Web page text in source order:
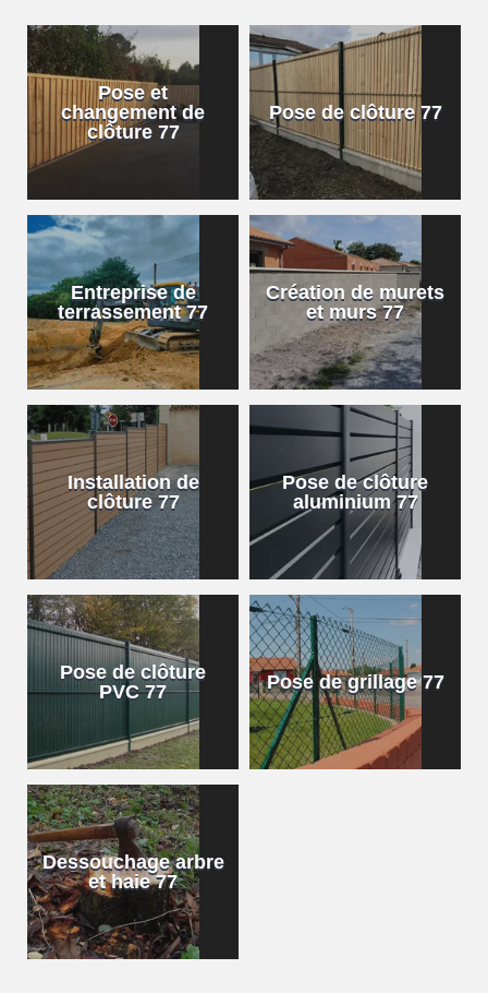
Pose et
changement de
clôture 77
Pose de clôture 77
Entreprise de
terrassement 77
Création de murets
et murs 77
Installation de
clôture 77
Pose de clôture
aluminium 77
Pose de clôture
PVC 77
Pose de grillage 77
Dessouchage arbre
et haie 77